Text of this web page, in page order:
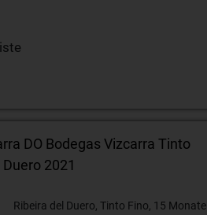
DO Bodegas Vizcarra Tinto
2021
Ribeira del Duero, Tinto Fino, 15 Monate